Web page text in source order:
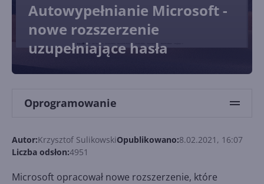
Autowypełnianie Microsoft -
nowe rozszerzenie
uzupełniające hasła
Oprogramowanie
Autor:Krzysztof SulikowskiOpublikowano:8.02.2021, 16:07
Liczba odsłon:4951
Microsoft opracował nowe rozszerzenie, które